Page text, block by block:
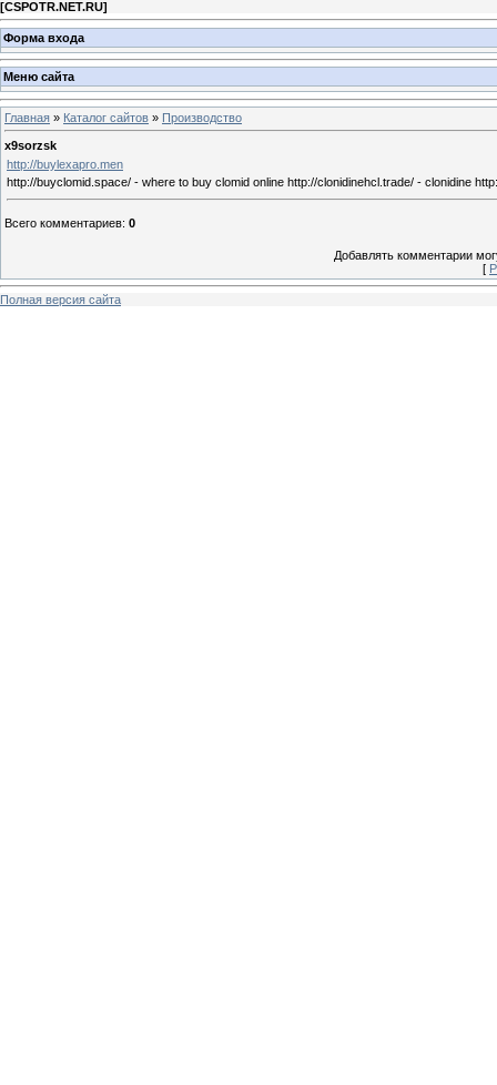
[CSPOTR.NET.RU]
Форма входа
Меню сайта
Главная » Каталог сайтов » Производство
x9sorzsk
http://buylexapro.men
http://buyclomid.space/ - where to buy clomid online http://clonidinehcl.trade/ - clonidine
Всего комментариев: 0
Добавлять комментарии
[
Полная версия сайта